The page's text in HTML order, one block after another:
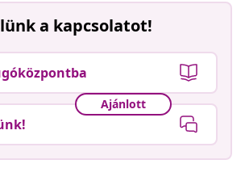
a kapcsolatot!
Ajánlott